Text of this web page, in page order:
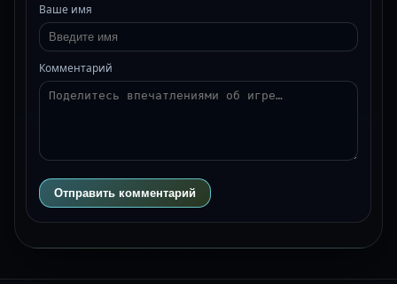
Ваше имя
Комментарий
Отправить комментарий